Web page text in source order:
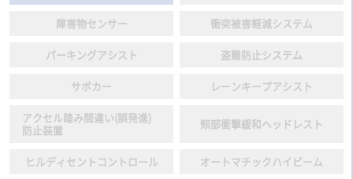
障害物センサー 衝突被害軽減システム
パーキングアシスト 盗難防止システム
サポカー レーンキープアシスト
アクセル踏み間違い(誤発進)
防止装置
頸部衝撃緩和ヘッドレスト
ヒルディセントコントロール オートマチックハイビーム